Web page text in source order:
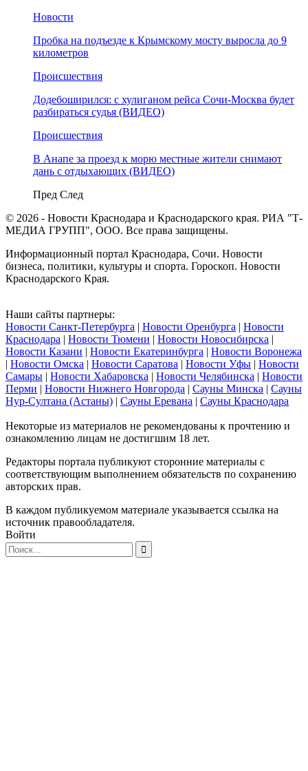
Новости
Пробка на подъезде к Крымскому мосту выросла до 9
километров
Происшествия
Додебоширился: с хулиганом рейса Сочи-Москва будет
разбираться судья (ВИДЕО)
Происшествия
В Анапе за проезд к морю местные жители снимают
дань с отдыхающих (ВИДЕО)
Пред След
© 2026 - Новости Краснодара и Краснодарского края. РИА "Т-
МЕДИА ГРУПП", ООО. Все права защищены.
Информационный портал Краснодара, Сочи. Новости
бизнеса, политики, культуры и спорта. Гороскоп. Новости
Краснодарского Края.
Наши сайты партнеры:
Новости Санкт-Петербурга | Новости Оренбурга | Новости
Краснодара | Новости Тюмени | Новости Новосибирска |
Новости Казани | Новости Екатеринбурга | Новости Воронежа
| Новости Омска | Новости Саратова | Новости Уфы | Новости
Самары | Новости Хабаровска | Новости Челябинска | Новости
Перми | Новости Нижнего Новгорода | Сауны Минска | Сауны
Нур-Султана (Астаны) | Сауны Еревана | Сауны Краснодара
Некоторые из материалов не рекомендованы к прочтению и
ознакомлению лицам не достигшим 18 лет.
Редакторы портала публикуют сторонние материалы с
соответствующим выполнением обязательств по сохранению
авторских прав.
В каждом публикуемом материале указывается ссылка на
источник правообладателя.
Войти